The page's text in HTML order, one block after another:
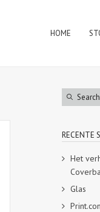
HOME
RECENTE
Het
Glas